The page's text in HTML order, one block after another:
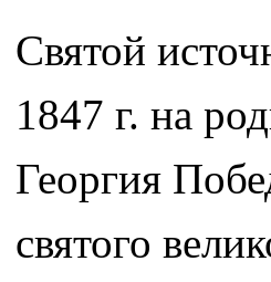
Святой
1847 г. на
Георгия
святого